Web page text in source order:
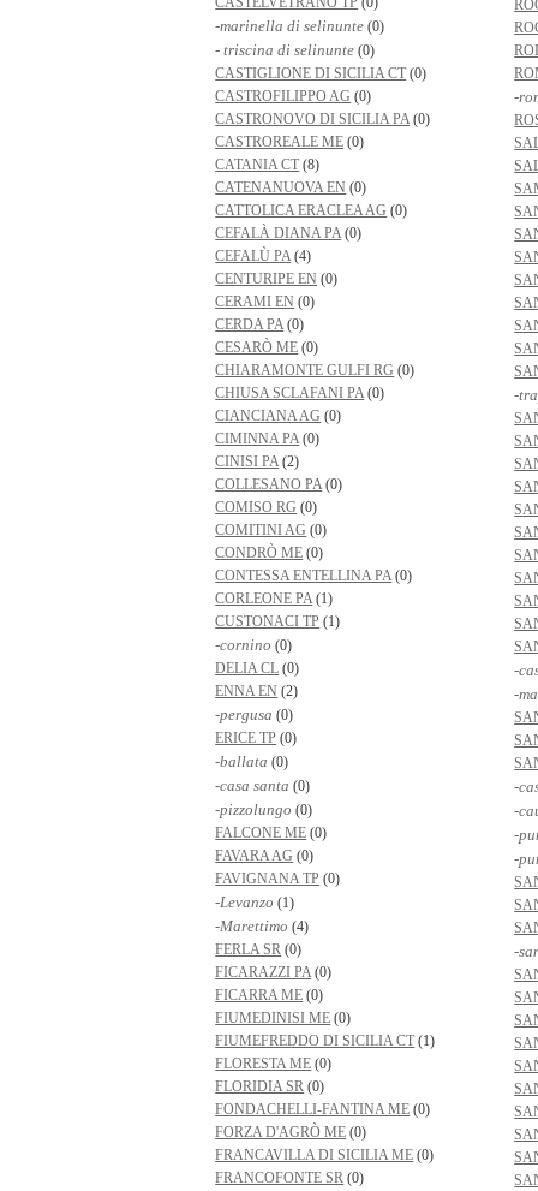
-marinella di selinunte(0)
- triscina di selinunte (0)
CASTIGLIONE DI SICILIA CT (0)
CASTROFILIPPO AG (0)
CASTRONOVO DI SICILIA PA(0)
CASTROREALE ME (0)
CATANIA CT (8)
CATENANUOVA EN (0)
CATTOLICA ERACLEA AG (0)
CEFALÀ DIANA PA(0)
CEFALÙ PA(4)
CENTURIPE EN (0)
CERAMI EN (0)
CERDA PA(0)
CESARÒ ME (0)
CHIARAMONTE GULFI RG (0)
CHIUSA SCLAFANI PA(0)
CIANCIANA AG (0)
CIMINNA PA(0)
CINISI PA(2)
COLLESANO PA(0)
COMISO RG (0)
COMITINI AG (0)
CONDRÒ ME (0)
CONTESSA ENTELLINA PA(0)
CORLEONE PA(1)
CUSTONACI TP (1)
-cornino (0)
DELIA CL (0)
ENNA EN (2)
-pergusa (0)
ERICE TP (0)
-ballata (0)
-casa santa (0)
-pizzolungo (0)
FALCONE ME (0)
FAVARA AG (0)
FAVIGNANA TP (0)
-Levanzo (1)
-Marettimo (4)
FERLA SR (0)
FICARAZZI PA(0)
FICARRA ME (0)
FIUMEDINISI ME (0)
FIUMEFREDDO DI SICILIA CT (1)
FLORESTA ME (0)
FLORIDIA SR (0)
FONDACHELLI-FANTINA ME (0)
FORZA D'AGRÒ ME (0)
FRANCAVILLA DI SICILIA ME (0)
FRANCOFONTE SR (0)
-
-
-
-
-
-
-
-
-